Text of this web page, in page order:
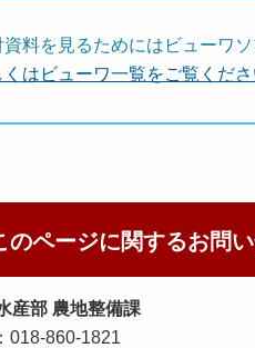
資料を見るためにはビューワ
はビューワ一覧をご覧くださ
のページに関するお問
産部 農地整備課
018-860-1821